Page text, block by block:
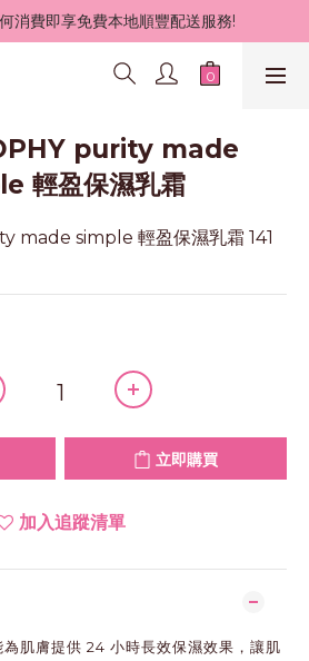
消費即享免費本地順豐配送服務!
purity made
輕盈保濕乳霜
made simple 輕盈保濕乳霜 141
立即購買
加入追蹤清單
肌膚提供 24 小時長效保濕效果，讓肌